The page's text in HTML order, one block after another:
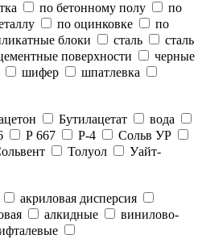
по бетонному полу
по
по оцинковке
по
блоки сталь
сталь
поверхности
черные
шифер
шпатлевка
Бутилацетат
вода
Р 667 Р-4
Сольв УР
Толуол
Уайт-
акриловая дисперсия
алкидные
винилово-